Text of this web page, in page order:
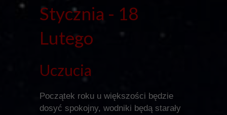
Stycznia - 18
Lutego
Uczucia
Początek roku u większości będzie
dosyć spokojny, wodniki będą starały